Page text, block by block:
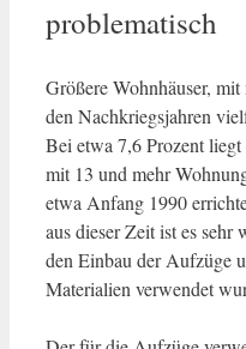
problematisch
Größere Wohnhäuser,
den Nachkriegsjahren
Bei etwa 7,6 Prozent
mit 13 und mehr
etwa Anfang 1990
aus dieser Zeit ist es sehr
den Einbau der Aufzüge
Materialien verwendet